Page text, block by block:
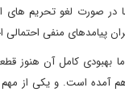
در صورت لغو تحریم
پیامدهای منفی احتمالی
کامل آن هنوز
آمده است. و یکی از